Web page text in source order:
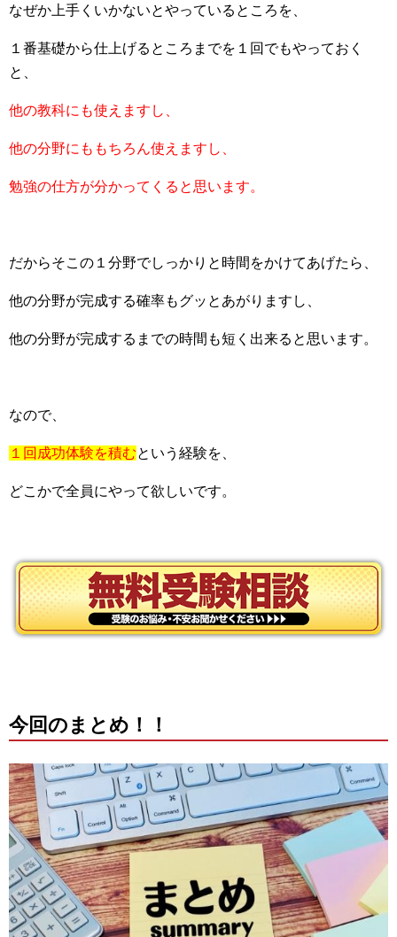
なぜか上手くいかないとやっているところを、
１番基礎から仕上げるところまでを１回でもやっておく
と、
他の教科にも使えますし、
他の分野にももちろん使えますし、
勉強の仕方が分かってくると思います。
だからそこの１分野でしっかりと時間をかけてあげたら、
他の分野が完成する確率もグッとあがりますし、
他の分野が完成するまでの時間も短く出来ると思います。
なので、
１回成功体験を積むという経験を、
どこかで全員にやって欲しいです。
今回のまとめ！！